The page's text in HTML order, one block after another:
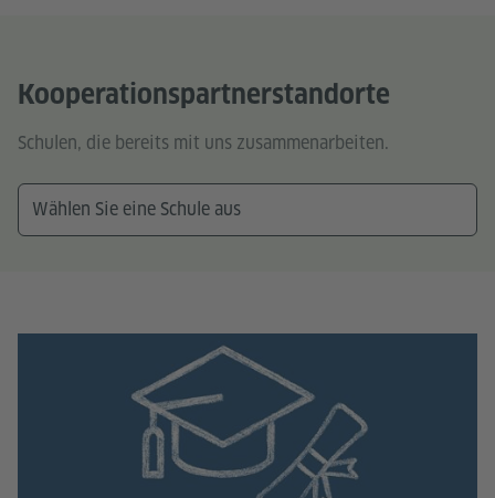
Kooperationspartnerstandorte
Schulen, die bereits mit uns zusammenarbeiten.